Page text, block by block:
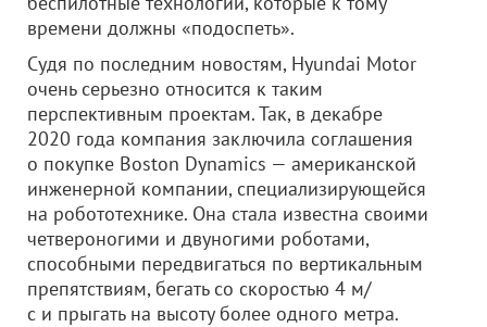
времени должны «подоспеть».
Судя по последним новостям, Hyundai Motor
очень серьезно относится к таким
перспективным проектам. Так, в декабре
2020 года компания заключила соглашения
о покупке Boston Dynamics — американской
инженерной компании, специализирующейся
на робототехнике. Она стала известна своими
четвероногими и двуногими роботами,
способными передвигаться по вертикальным
препятствиям, бегать со скоростью 4 м/
с и прыгать на высоту более одного метра.